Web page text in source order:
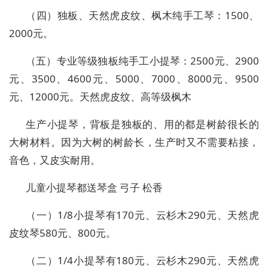
（四）独板、天然虎皮纹、枫木纯手工琴：1500、
2000元。
（五）专业等级独板纯手工小提琴：2500元、2900
元、3500、4600元、5000、7000、8000元、9500
元、12000元。天然虎皮纹、高等级枫木
生产小提琴，背板是独板的、用的都是树龄很长的
大树材料。因为大树的树龄长，生产时又不需要粘接，
音色，又皮实耐用。
儿童小提琴都送琴盒 弓子 松香
（一）1/8小提琴有170元、云杉木290元、天然虎
皮纹琴580元、800元。
（二）1/4小提琴有180元、云杉木290元、天然虎